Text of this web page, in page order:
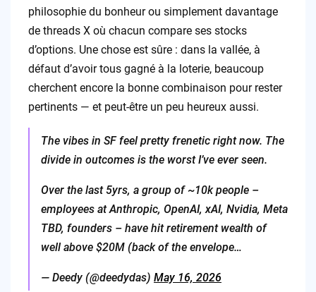
philosophie du bonheur ou simplement davantage
de threads X où chacun compare ses stocks
d’options. Une chose est sûre : dans la vallée, à
défaut d’avoir tous gagné à la loterie, beaucoup
cherchent encore la bonne combinaison pour rester
pertinents — et peut-être un peu heureux aussi.
The vibes in SF feel pretty frenetic right now. The
divide in outcomes is the worst I’ve ever seen.
Over the last 5yrs, a group of ~10k people –
employees at Anthropic, OpenAI, xAI, Nvidia, Meta
TBD, founders – have hit retirement wealth of
well above $20M (back of the envelope…
— Deedy (@deedydas) May 16, 2026